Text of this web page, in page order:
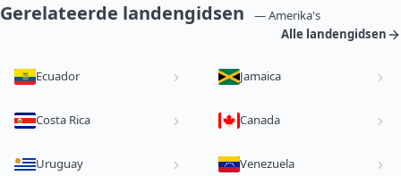
Gerelateerde landengidsen
— Amerika's
Alle landengidsen
Ecuador Jamaica
Costa Rica Canada
Uruguay Venezuela